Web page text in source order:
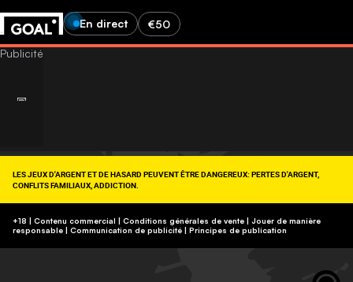
En direct €50
LES JEUX D'ARGENT ET DE HASARD PEUVENT ÊTRE DANGEREUX: PERTES D'ARGENT,
CONFLITS FAMILIAUX, ADDICTION.
https://www.joueurs-info-service.fr/
+18 | Contenu commercial | Conditions générales de vente | Jouer de manière
responsable | Communication de publicité | Principes de publication